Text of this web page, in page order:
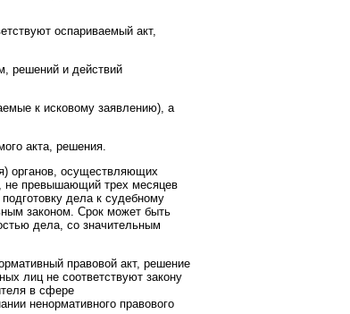
оспариваемый акт,
решений и действий
к исковому заявлению), а
акта, решения.
органов, осуществляющих
не превышающий трех месяцев
дела к судебному
законом. Срок может быть
дела, со значительным
правовой акт, решение
лиц не соответствуют закону
в сфере
ненормативного правового